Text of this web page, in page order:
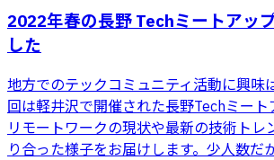
2022年春の長野 Techミートアッ
した
地方でのテックコミュニティ活動に興味
回は軽井沢で開催された長野Techミート
リモートワークの現状や最新の技術トレ
り合った様子をお届けします。少人数だ